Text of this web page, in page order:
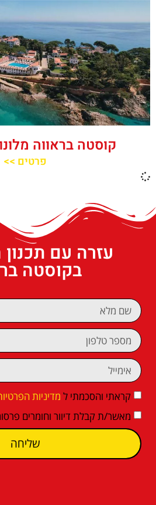
קוסטה בראווה מלונות 4
פרטים >>
עזרה עם
בקוסטה
קראתי והסכמתי ל מדיניות
מאשר/ת קבלת דיוור וחומרים
שליחה